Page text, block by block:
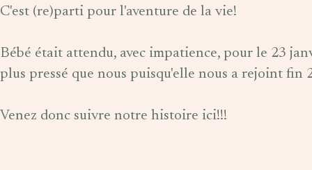
C'est (re)parti pour l'aventure de la vie!
Bébé était attendu, avec impatience, pour le 23
plus pressé que nous puisqu'elle nous a rejoint fin
Venez donc suivre notre histoire ici!!!